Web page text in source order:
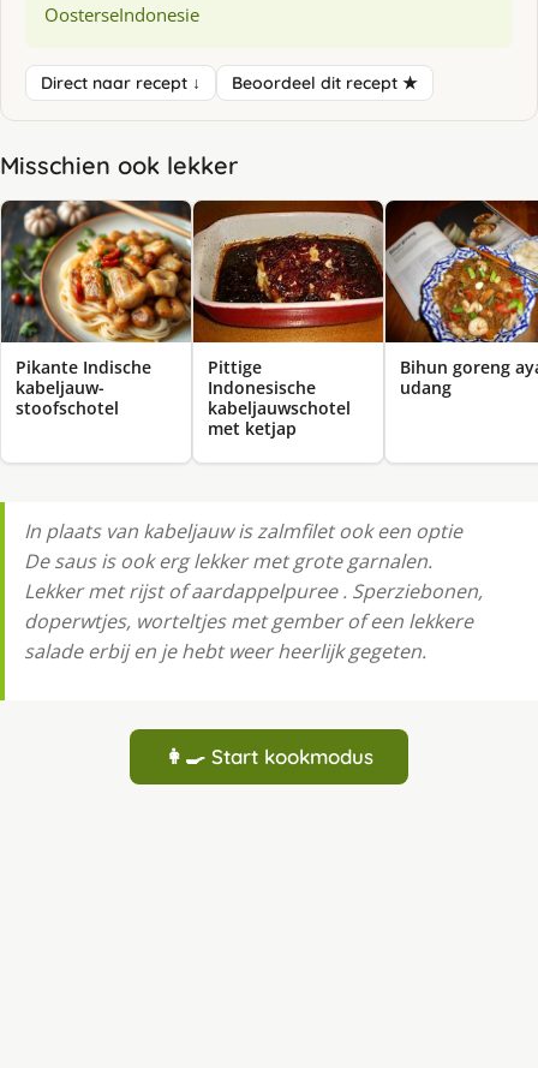
OosterseIndonesie
Direct naar recept ↓ Beoordeel dit recept ★
Misschien ook lekker
Pikante Indische
kabeljauw-
stoofschotel
Pittige
Indonesische
kabeljauwschotel
met ketjap
Bihun goreng
udang
In plaats van kabeljauw is zalmfilet ook een optie
De saus is ook erg lekker met grote garnalen.
Lekker met rijst of aardappelpuree . Sperziebonen,
doperwtjes, worteltjes met gember of een lekkere
salade erbij en je hebt weer heerlijk gegeten.
👩‍🍳 Start kookmodus